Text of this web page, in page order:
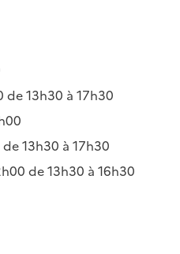
de 13h30 à 17h30
13h30 à 17h30
de 13h30 à 16h30